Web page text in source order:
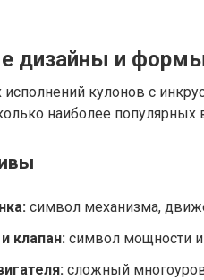
дизайны и
кулонов с
наиболее популярных
символ механизма,
клапан: символ мощности и
сложный